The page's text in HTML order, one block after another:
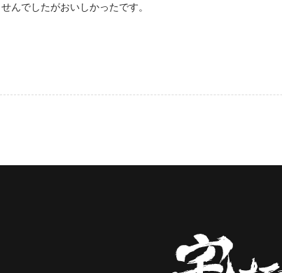
んでしたがおいしかったです。